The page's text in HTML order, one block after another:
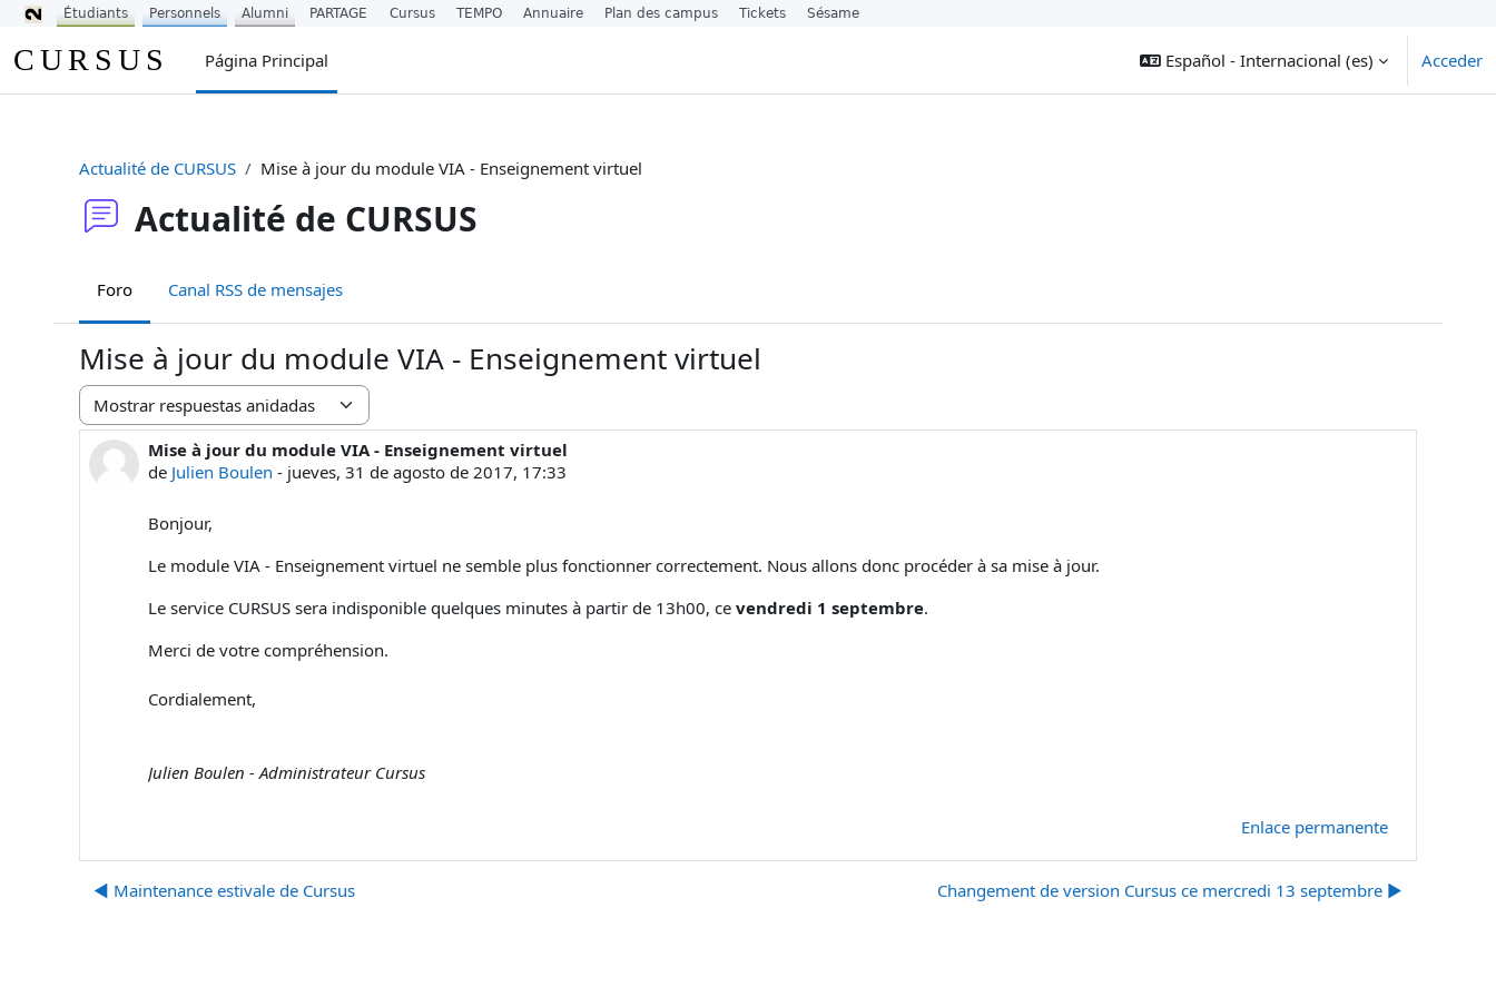
CURSUS Página Principal Español - Internacional ‎(es)‎ Acceder
Actualité de CURSUS Mise à jour du module VIA - Enseignement virtuel
Actualité de CURSUS
Foro Canal RSS de mensajes
Mise à jour du module VIA - Enseignement virtuel
Mostrar modo
Mise à jour du module VIA - Enseignement virtuel
de Julien Boulen - jueves, 31 de agosto de 2017, 17:33
Número de respuestas: 0
Bonjour,
Le module VIA - Enseignement virtuel ne semble plus fonctionner correctement. Nous allons donc procéder à sa mise à jour.
Le service CURSUS sera indisponible quelques minutes à partir de 13h00, ce vendredi 1 septembre.
Merci de votre compréhension.
Cordialement,
Julien Boulen - Administrateur Cursus
Enlace permanente
◀︎ Maintenance estivale de Cursus Changement de version Cursus ce mercredi 13 septembre ▶︎
Étudiants Personnels Alumni PARTAGE Cursus TEMPO Annuaire Plan des campus Tickets Sésame